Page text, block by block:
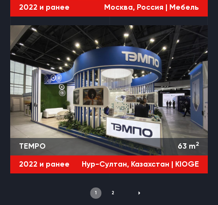
2022 и ранее Москва, Россия | Мебель
TEMPO 63 m2
2022 и ранее Нур-Султан, Казахстан | KIOGE
1 2